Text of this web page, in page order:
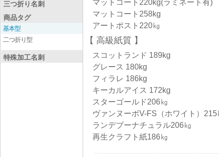
三つ折り名刺
商品タグ
基本型
二つ折り型
特殊加工名刺
マットコート220kg(ラミネート有)
マットコート258kg
アートポスト220㎏
高級紙質
スコットランド 189kg
グレース 180kg
フィラレ 186kg
キーカルアイス 172kg
スターゴールド206㎏
ヴァンヌーボV-FS（ホワイト）215
ランデブーナチュラル206㎏
再生クラフト紙186㎏